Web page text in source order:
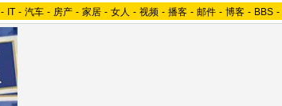
- IT - 汽车 - 房产 - 家居 - 女人 - 视频 - 播客 - 邮件 - 博客 - BBS -